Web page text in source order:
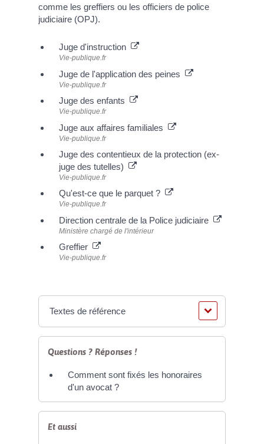
comme les greffiers ou les officiers de police
judiciaire (OPJ).
Juge d'instruction
Vie-publique.fr
Juge de l'application des peines
Vie-publique.fr
Juge des enfants
Vie-publique.fr
Juge aux affaires familiales
Vie-publique.fr
Juge des contentieux de la protection (ex-
juge des tutelles)
Vie-publique.fr
Qu'est-ce que le parquet ?
Vie-publique.fr
Direction centrale de la Police judiciaire
Ministère chargé de l'intérieur
Greffier
Vie-publique.fr
Textes de référence
Questions ? Réponses !
Comment sont fixés les honoraires
d'un avocat ?
Et aussi